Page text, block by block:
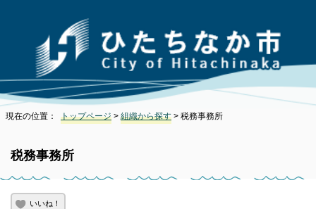
現在の位置： トップページ > 組織から探す > 税務事務所
税務事務所
いいね！